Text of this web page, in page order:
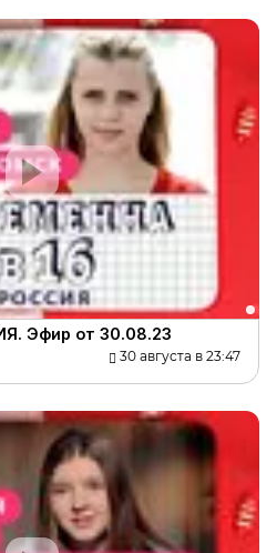
Эфир от 30.08.23
30 августа в 23:47